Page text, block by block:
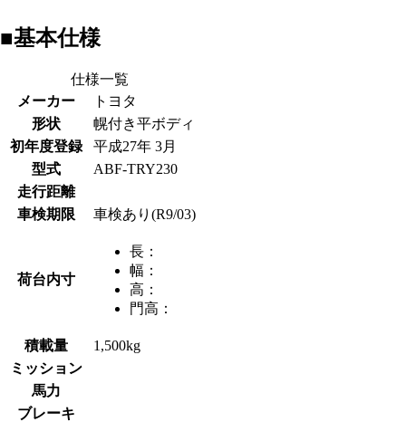
■基本仕様
仕様一覧
メーカー
トヨタ
形状
幌付き平ボディ
初年度登録
平成27年 3月
型式
ABF-TRY230
走行距離
車検期限
車検あり(R9/03)
荷台内寸
長：
幅：
高：
門高：
積載量
1,500kg
ミッション
馬力
ブレーキ